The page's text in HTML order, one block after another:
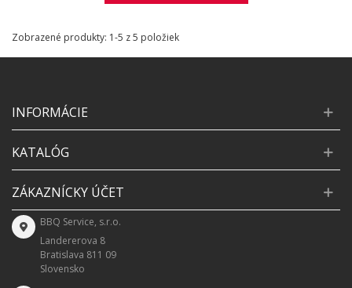
Zobrazené produkty: 1-5 z 5 položiek
INFORMÁCIE
KATALÓG
ZÁKAZNÍCKY ÚČET
BBQ Service, s.r.o.
Landererova 8
Bratislava 811 09
Slovensko